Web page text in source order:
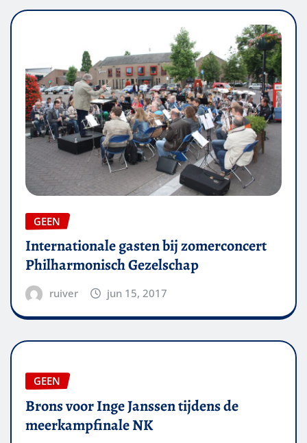
GEEN
Internationale gasten bij zomerconcert
Philharmonisch Gezelschap
ruiver jun 15, 2017
GEEN
Brons voor Inge Janssen tijdens de
meerkampfinale NK